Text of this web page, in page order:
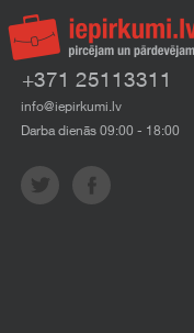
+371 25113311
info@iepirkumi.lv
Darba dienās 09:00 - 18:00